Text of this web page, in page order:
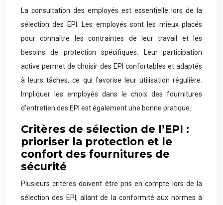
La consultation des employés est essentielle lors de la
sélection des EPI. Les employés sont les mieux placés
pour connaître les contraintes de leur travail et les
besoins de protection spécifiques. Leur participation
active permet de choisir des EPI confortables et adaptés
à leurs tâches, ce qui favorise leur utilisation régulière.
Impliquer les employés dans le choix des fournitures
d’entretien des EPI est également une bonne pratique.
Critères de sélection de l’EPI :
prioriser la protection et le
confort des fournitures de
sécurité
Plusieurs critères doivent être pris en compte lors de la
sélection des EPI, allant de la conformité aux normes à